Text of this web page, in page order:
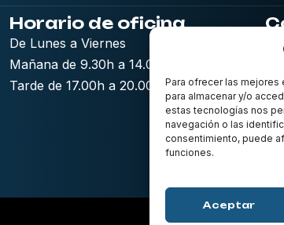
Para ofrecer las
para almacenar y/o
estas tecnologías nos
navegación o las
consentimiento, puede
funciones.
Aceptar
Horario de oficina
De Lunes a Viernes
Mañana de 9.30h a 14.00h
Tarde de 17.00h a 20.00h